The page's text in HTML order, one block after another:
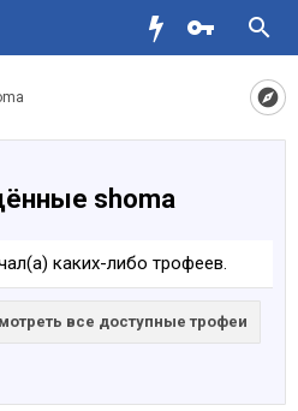
shoma
каких-либо трофеев.
все доступные трофеи